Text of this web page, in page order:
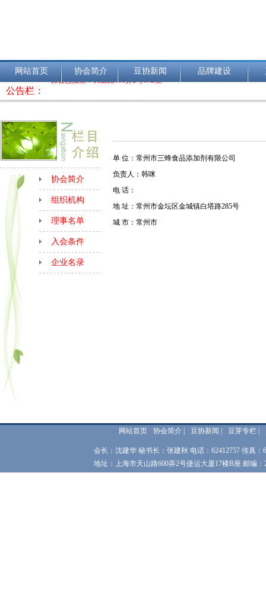
网站首页 协会简介 豆协新闻 品牌建设
公告栏：
协会已搬至：天山路600弄2号17B室
协会简介
组织机构
理事名单
入会条件
企业名录
单 位：常州市三蜂食品添加剂有限公司
负责人：韩咪
电 话：
地 址：常州市金坛区金城镇白塔路285号
城 市：常州市
网站首页 协会简介 豆协新闻 豆芽专栏
会长：沈建华 秘书长：张建秋 电话：62412757 传真：
地址：上海市天山路600弄2号捷运大厦17楼B座 邮编：